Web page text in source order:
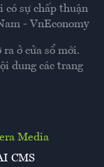
Media
CMS
sự chấp thuận
- VnEconomy
ở cửa sổ mới.
dung các trang